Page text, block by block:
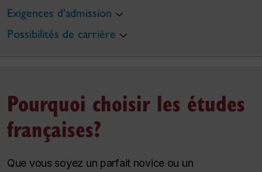
Exigences d'admission
Possibilités de carrière
Pourquoi choisir les études
françaises?
Que vous soyez un parfait novice ou un